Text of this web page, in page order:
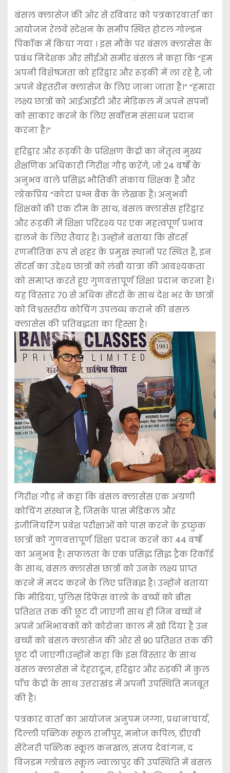
बंसल क्लासेज की ओर से रविवार को पत्रकारवार्ता का
आयोजन रेलवे स्टेशन के समीप स्थित होटल गोल्डन
पिकॉक में किया गया । इस मौके पर बंसल क्लासेस के
प्रबंध निदेशक और सीईओ समीर बंसल ने कहा कि “हम
अपनी विशेषज्ञता को हरिद्वार और रूड़की में ला रहे है, जो
अपने बेहतरीन क्लासेज के लिए जाना जाता है।” “हमारा
लक्ष्य छात्रों को आईआईटी और मेडिकल में अपने सपनों
को साकार करने के लिए सर्वोत्तम संसाधन प्रदान
करना है।”
हरिद्वार और रूड़की के प्रशिक्षण केंद्रों का नेतृत्व मुख्य
शैक्षणिक अधिकारी गिरीश गौड़ करेंगे, जो 24 वर्षों के
अनुभव वाले प्रसिद्ध भौतिकी संकाय शिक्षक हैं और
लोकप्रिय “कोटा प्रश्न बैंक के लेखक हैं। अनुभवी
शिक्षकों की एक टीम के साथ, बंसल क्लासेस हरिद्वार
और रूड़की में शिक्षा परिदृश्य पर एक महत्वपूर्ण प्रभाव
डालने के लिए तैयार है। उन्होंने बताया कि सेंटर्स
रणनीतिक रूप से शहर के प्रमुख स्थानों पर स्थित हैं, इन
सेंटर्स का उद्देश्य छात्रों को लंबी यात्रा की आवश्यकता
को समाप्त करते हुए गुणवत्तापूर्ण शिक्षा प्रदान करना है।
यह विस्तार 70 से अधिक सेंटरों के साथ देश भर के छात्रों
को विश्वस्तरीय कोचिंग उपलब्ध कराने की बंसल
क्लासेस की प्रतिबद्धता का हिस्सा है।
गिरीश गौड़ ने कहा कि बंसल क्लासेस एक अग्रणी
कोचिंग संस्थान है, जिसके पास मेडिकल और
इंजीनियरिंग प्रवेश परीक्षाओं को पास करने के इच्छुक
छात्रों को गुणवत्तापूर्ण शिक्षा प्रदान करने का 44 वर्षों
का अनुभव है। सफलता के एक प्रसिद्ध सिद्ध ट्रैक रिकॉर्ड
के साथ, बंसल क्लासेस छात्रों को उनके लक्ष्य प्राप्त
करने में मदद करने के लिए प्रतिबद्ध है। उन्होंने बताया
कि मीडिया, पुलिस डिफेंस वालो के बच्चों को बीस
प्रतिशत तक की छूट दी जाएगी साथ ही जिन बच्चों ने
अपने अभिभावकों को कोरोना काल में खो दिया है उन
बच्चों को बंसल क्लासेज की ओर से 90 प्रतिशत तक की
छूट दी जाएगी।उन्होंने कहा कि इस विस्तार के साथ
बंसल क्लासेस ने देहरादून, हरिद्वार और रुड़की में कुल
पाँच केंद्रों के साथ उत्तराखंड में अपनी उपस्थिति मजबूत
की है।
पत्रकार वार्ता का आयोजन अनुपम जग्गा, प्रधानाचार्य,
दिल्ली पब्लिक स्कूल रानीपुर, मनोज कपिल, डीएवी
सेंटेनरी पब्लिक स्कूल कनखल, संजय देवांगन, द
विजडम ग्लोबल स्कूल ज्वालापुर की उपस्थिति में बंसल